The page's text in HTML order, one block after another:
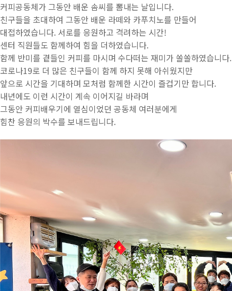
커피공동체가 그동안 배운 솜씨를 뽐내는 날입니다.
친구들을 초대하여 그동안 배운 라떼와 카푸치노를 만들어
대접하였습니다. 서로를 응원하고 격려하는 시간!
센터 직원들도 함께하여 힘을 더하였습니다.
함께 반미를 곁들인 커피를 마시며 수다떠는 재미가 쏠쏠하였습니다.
코로나19로 더 많은 친구들이 함께 하지 못해 아쉬웠지만
앞으로 시간을 기대하며 모처럼 함께한 시간이 즐겁기만 합니다.
내년에도 이런 시간이 계속 이어지길 바라며
그동안 커피배우기에 열심이었던 공동체 여러분에게
힘찬 응원의 박수를 보내드립니다.